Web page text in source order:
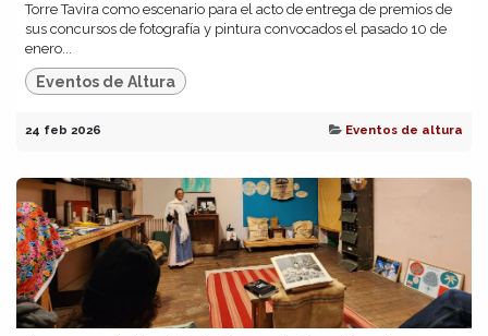
Torre Tavira como escenario para el acto de entrega de premios de
sus concursos de fotografía y pintura convocados el pasado 10 de
enero...
Eventos de Altura
24 feb 2026 Eventos de altura